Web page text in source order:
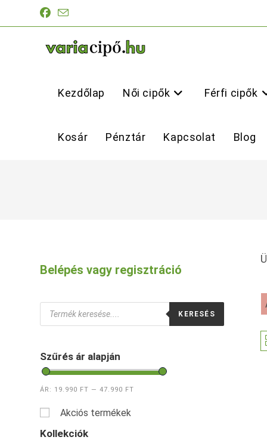
Kezdőlap Női cipők Férfi cipők
Kosár Pénztár Kapcsolat Blog
Belépés vagy regisztráció
Products
search
KERESÉS
Szűrés ár alapján
ÁR: 19.990 FT —47.990 FT
Akciós termékek
Kollekciók